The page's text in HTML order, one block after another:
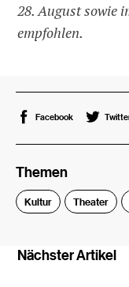
28. August sowie
empfohlen.
Facebook
Themen
Kultur Theater
Nächster Artikel